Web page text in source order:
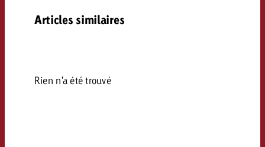
Articles similaires
Rien n’a été trouvé